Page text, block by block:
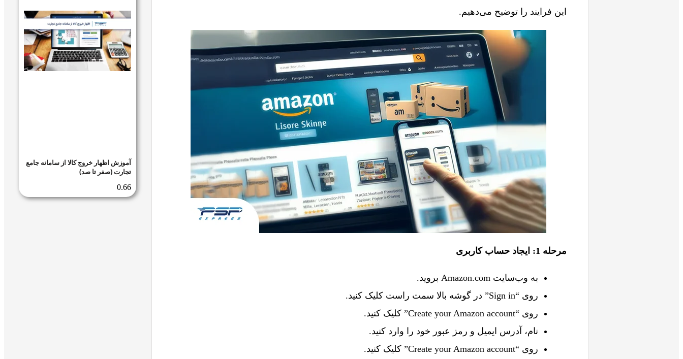
این فرایند را توضیح می‌دهیم.
مرحله 1: ایجاد حساب کاربری
به وب‌سایت Amazon.com بروید.
روی “Sign in” در گوشه بالا سمت راست کلیک کنید.
روی “Create your Amazon account” کلیک کنید.
نام، آدرس ایمیل و رمز عبور خود را وارد کنید.
روی “Create your Amazon account” کلیک کنید.
آموزش اظهار خروج کالا از سامانه جامع
تجارت (صفر تا صد)